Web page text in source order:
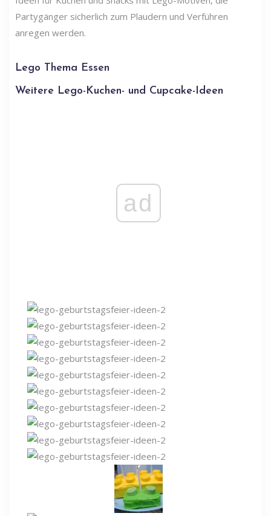
Partygänger sicherlich zum Plaudern und Verführen
anregen werden.
Lego Thema Essen
Weitere Lego-Kuchen- und Cupcake-Ideen
ad